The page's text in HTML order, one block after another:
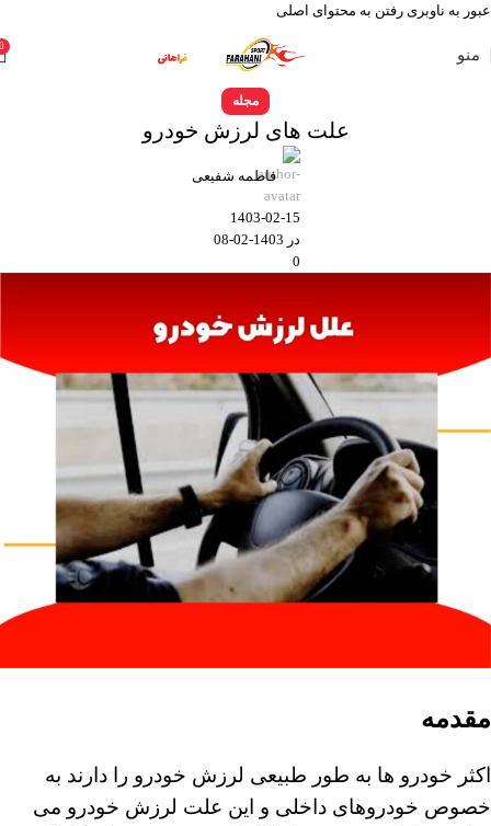
عبور به ناوبری رفتن به محتوای اصلی
منو
مجله
علت های لرزش خودرو
فاطمه شفیعی
1403-02-15
در 1403-02-08
0
مقدمه
اکثر خودرو ها به طور طبیعی لرزش خودرو را دارند به
خصوص خودروهای داخلی و این علت لرزش خودرو می